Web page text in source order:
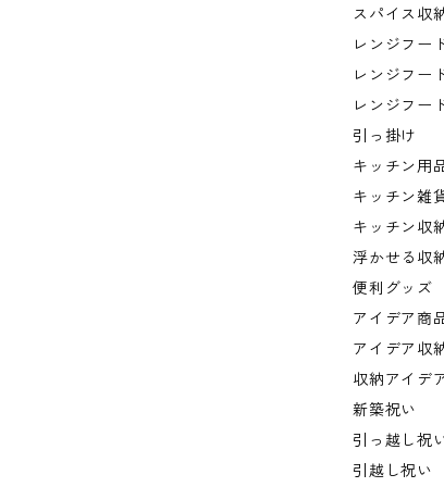
スパイス収
レンジフー
レンジフー
レンジフー
引っ掛け
キッチン用
キッチン雑
キッチン収
浮かせる収
便利グッズ
アイデア商
アイデア収
収納アイデ
新築祝い
引っ越し祝
引越し祝い